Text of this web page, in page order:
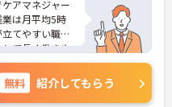
アマネジャー
は月平均5時
てやすい職場
て長く働きや
る方は面接ポ
ご相談くださ
無料 紹介してもらう